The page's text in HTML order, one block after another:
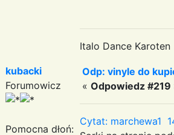
Italo Dance Karoten
kubacki
Forumowicz
Pomocna dłoń:
Odp: vinyle do
« Odpowiedz #219
Cytat: marchewa1